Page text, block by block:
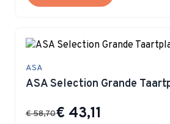
ASA
ASA Selection Grande
Special Price
€ 43,11
€ 58,70